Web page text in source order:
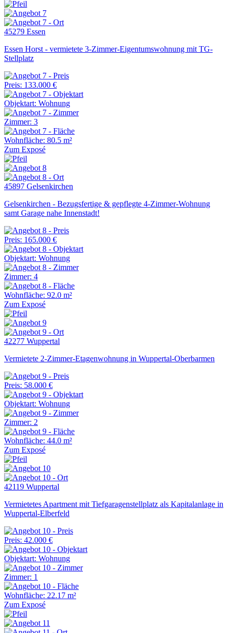
45279 Essen
Essen Horst - vermietete 3-Zimmer-Eigentumswohnung mit TG-
Stellplatz
Preis: 133.000 €
Objektart: Wohnung
Zimmer: 3
Wohnfläche: 80.5 m²
Zum Exposé
45897 Gelsenkirchen
Gelsenkirchen - Bezugsfertige & gepflegte 4-Zimmer-Wohnung
samt Garage nahe Innenstadt!
Preis: 165.000 €
Objektart: Wohnung
Zimmer: 4
Wohnfläche: 92.0 m²
Zum Exposé
42277 Wuppertal
Vermietete 2-Zimmer-Etagenwohnung in Wuppertal-Oberbarmen
Preis: 58.000 €
Objektart: Wohnung
Zimmer: 2
Wohnfläche: 44.0 m²
Zum Exposé
42119 Wuppertal
Vermietetes Apartment mit Tiefgaragenstellplatz als Kapitalanlage in
Wuppertal-Elberfeld
Preis: 42.000 €
Objektart: Wohnung
Zimmer: 1
Wohnfläche: 22.17 m²
Zum Exposé